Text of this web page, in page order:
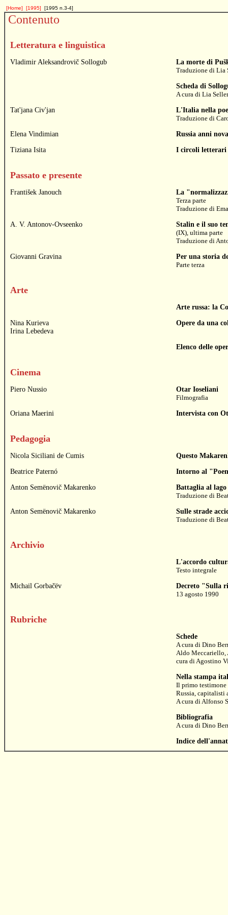
[Home] [1995] [1995 n.3-4]
Contenuto
Letteratura e linguistica
Vladimir Aleksandrovič Sollogub
La morte di
Traduzione di Lia
Scheda di
A cura di Lia
Tat'jana Civ'jan
L'Italia nella
Traduzione di
Elena Vindimian Russia anni
Tiziana Isita I circoli letterari
Passato e presente
František Janouch
La
Terza parte
Traduzione di
A. V. Antonov-Ovseenko
Stalin e il suo
(IX), ultima parte
Traduzione di
Giovanni Gravina
Per una storia
Parte terza
Arte
Arte russa: la
Nina Kurieva
Irina Lebedeva
Opere da una
Elenco delle
Cinema
Piero Nussio
Otar Ioseliani
Filmografia
Oriana Maerini Intervista con
Pedagogia
Nicola Siciliani de Cumis Questo
Beatrice Paternó Intorno al
Anton Semënovič Makarenko
Battaglia al
Traduzione di
Anton Semënovič Makarenko
Sulle strade
Traduzione di
Archivio
L'accordo
Testo integrale
Michail Gorbačëv
Decreto "Sulla
13 agosto 1990
Rubriche
Schede
A cura di Dino
Aldo Meccariello,
cura diAgostino
Nella stampa
Il primo
Russia, capitalisti
A cura diAlfonso
Bibliografia
A cura di Dino
Indice